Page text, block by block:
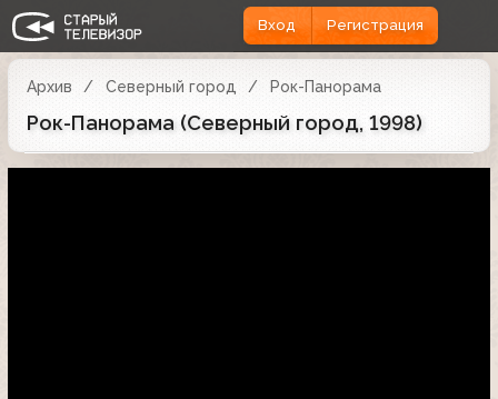
Вход Регистрация
Архив Северный город Рок-Панорама
Рок-Панорама (Северный город, 1998)